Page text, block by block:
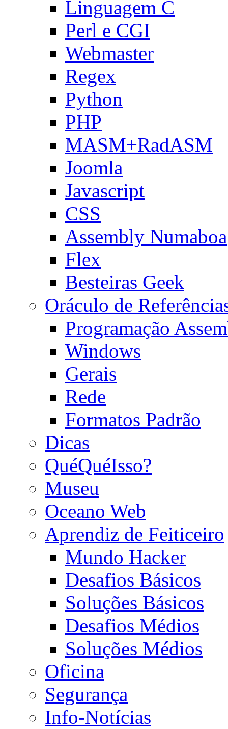
Linguagem C
Perl e CGI
Webmaster
Regex
Python
PHP
MASM+RadASM
Joomla
Javascript
CSS
Assembly Numaboa
Flex
Besteiras Geek
Oráculo de
Programação
Windows
Gerais
Rede
Formatos Padrão
Dicas
QuéQuéIsso?
Museu
Oceano Web
Aprendiz de Feiticeiro
Mundo Hacker
Desafios Básicos
Soluções Básicos
Desafios Médios
Soluções Médios
Oficina
Segurança
Info-Notícias